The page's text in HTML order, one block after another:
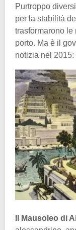
Purtroppo
per la stabilità
trasformarono le
porto. Ma è il
notizia nel
Il Mausoleo di